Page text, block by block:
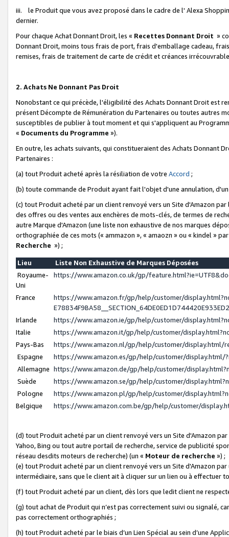
iii. le Produit que vous avez proposé dans le cadre de l' Alexa
dernier.
Pour chaque Achat Donnant Droit, les « Recettes Donnant Droit »
Donnant Droit, moins tous frais de port, frais d'emballage cadeau,
remises, frais de traitement de carte de crédit et créances
2. Achats Ne Donnant Pas Droit
Nonobstant ce qui précède, l'éligibilité des Achats Donnant Droit est
présent Décompte de Rémunération du Partenaires ou toutes autres
susceptibles de publier à tout moment et qui s'appliquent au
« Documents du Programme »).
En outre, les achats suivants, qui constitueraient des Achats Donnant
Partenaires :
(a) tout Produit acheté après la résiliation de votre Accord ;
(b) toute commande de Produit ayant fait l'objet d'une annulation,
(c) tout Produit acheté par un client renvoyé vers un Site d'Amazon
des offres ou des ventes aux enchères de mots-clés, de termes de
autre Marque d'Amazon (une liste non exhaustive de nos marques
orthographiée de ces mots (« ammazon », « amaozn » ou « kindel »
Recherche ») ;
Lieu
Liste Non Exhaustive de Marques Déposées
Royaume-
Uni
https://www.amazon.co.uk/gp/
France
https://www.amazon.fr/gp/help/customer/
Irlande
https://www.amazon.ie/gp/help/customer/
Italie
https://www.amazon.it/gp/help/customer/
Pays-Bas
https://www.amazon.nl/gp/help/customer/display.html/
Espagne
https://www.amazon.es/gp/help/customer/display.html/
Allemagne https://www.amazon.de/gp/help/customer/
Suède
https://www.amazon.se/gp/help/customer/
Pologne
https://www.amazon.pl/gp/help/customer/
Belgique
https://www.amazon.com.be/gp/help/customer/
(d) tout Produit acheté par un client renvoyé vers un Site d'Amazon
Yahoo, Bing ou tout autre portail de recherche, service de publicité
réseau desdits moteurs de recherche) (un « Moteur de recherche ») ;
(e) tout Produit acheté par un client renvoyé vers un Site d'Amazon
intermédiaire, sans que le client ait à cliquer sur un lien ou à
(f) tout Produit acheté par un client, dès lors que ledit client ne
(g) tout achat de Produit qui n’est pas correctement suivi ou signalé,
pas correctement orthographiés ;
(h) tout Produit acheté par le biais d’un Lien Spécial au sein d’une